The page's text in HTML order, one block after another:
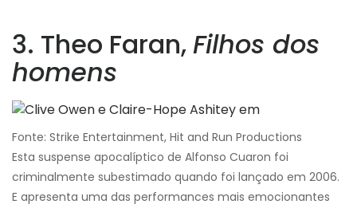
3. Theo Faran,Filhos dos
homens
Fonte: Strike Entertainment, Hit and Run Productions
Esta suspense apocalíptico de Alfonso Cuaron foi
criminalmente subestimado quando foi lançado em 2006.
E apresenta uma das performances mais emocionantes